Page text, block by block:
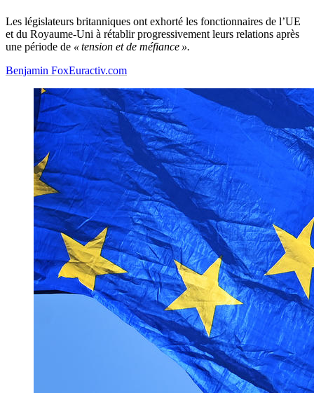
Les législateurs britanniques ont exhorté les fonctionnaires de l’UE
et du Royaume-Uni à rétablir progressivement leurs relations après
une période de « tension et de méfiance ».
Benjamin FoxEuractiv.com